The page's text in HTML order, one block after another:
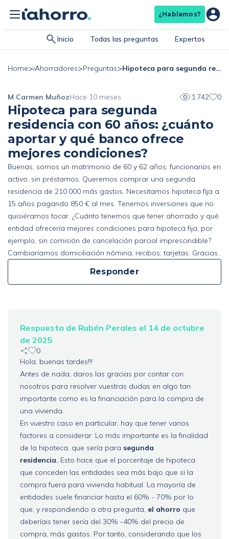
¿Hablamos?
Inicio Todas las preguntas Expertos
Home>iAhorradores>Preguntas> Hipoteca para segunda residencia con 60 años: ¿cuánto aportar y qué banco ofrece mejores condiciones?
M Carmen MuñozHace 10 meses 1.742 0
Hipoteca para segunda
residencia con 60 años: ¿cuánto
aportar y qué banco ofrece
mejores condiciones?
Buenas, somos un matrimonio de 60 y 62 años, funcionarios en
activo, sin préstamos. Queremos comprar una segunda
residencia de 210.000 más gastos. Necesitamos hipoteca fija a
15 años pagando 850 € al mes. Tenemos inversiones que no
quisiéramos tocar. ¿Cuánto tenemos que tener ahorrado y qué
entidad ofrecería mejores condiciones para hipoteca fija, por
ejemplo, sin comisión de cancelación parcial imprescindible?
Cambiaríamos domiciliación nómina, recibos, tarjetas. Gracias.
Responder
Respuesta de Rubén Perales el 14 de octubre
de 2025
0
Hola, buenas tardes!!!
Antes de nada, daros las gracias por contar con
nosotros para resolver vuestras dudas en algo tan
importante como es la financiación para la compra de
una vivienda.
En vuestro caso en particular, hay que tener varios
factores a considerar: Lo más importante es la finalidad
de la hipoteca, que sería para segunda
residencia. Esto hace que el porcentaje de hipoteca
que conceden las entidades sea más bajo que si la
compra fuera para vivienda habitual. La mayoría de
entidades suele financiar hasta el 60% - 70% por lo
que, y respondiendo a otra pregunta, el ahorro que
deberíais tener sería del 30% -40% del precio de
compra, más gastos. Por tanto, considerando que los